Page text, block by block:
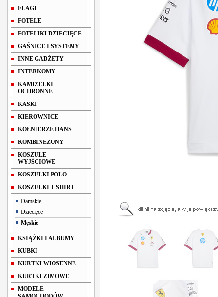
FLAGI
FOTELE
FOTELIKI DZIECIĘCE
GAŚNICE I SYSTEMY
INNE GADŻETY
INTERKOMY
KAMIZELKI
OCHRONNE
KASKI
KIEROWNICE
KOŁNIERZE HANS
KOMBINEZONY
KOSZULE
WYJŚCIOWE
KOSZULKI POLO
KOSZULKI T-SHIRT
Damskie
Dziecięce
Męskie
KSIĄŻKI I ALBUMY
KUBKI
KURTKI WIOSENNE
KURTKI ZIMOWE
MODELE